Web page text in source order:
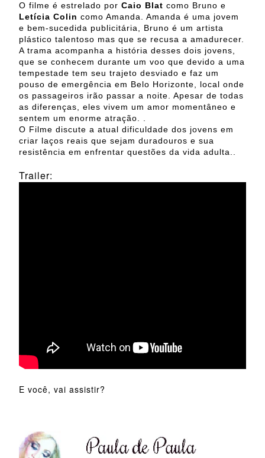
O filme é estrelado por Caio Blat como Bruno e
Letícia Colin como Amanda. Amanda é uma jovem
e bem-sucedida publicitária, Bruno é um artista
plástico talentoso mas que se recusa a amadurecer.
A trama acompanha a história desses dois jovens,
que se conhecem durante um voo que devido a uma
tempestade tem seu trajeto desviado e faz um
pouso de emergência em Belo Horizonte, local onde
os passageiros irão passar a noite. Apesar de todas
as diferenças, eles vivem um amor momentâneo e
sentem um enorme atração. .
O Filme discute a atual dificuldade dos jovens em
criar laços reais que sejam duradouros e sua
resistência em enfrentar questões da vida adulta..
Trailer:
E você, vai assistir?